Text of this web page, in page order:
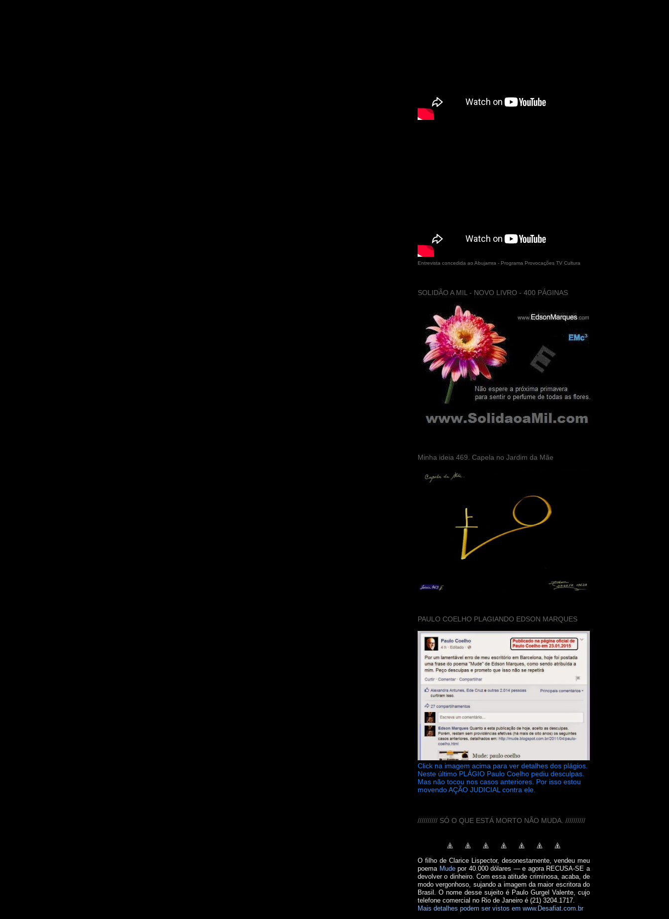
Entrevista concedida ao Abujamra - Programa Provocações TV Cultura
SOLIDÃO A MIL - NOVO LIVRO - 400 PÁGINAS
Minha ideia 469. Capela no Jardim da Mãe
PAULO COELHO PLAGIANDO EDSON MARQUES
Click na imagem acima para ver detalhes dos plágios.
Neste último PLÁGIO Paulo Coelho pediu desculpas.
Mas não tocou nos casos anteriores. Por isso estou
movendo AÇÃO JUDICIAL contra ele.
////////// SÓ O QUE ESTÁ MORTO NÃO MUDA. //////////
O filho de Clarice Lispector, desonestamente, vendeu meu
poema Mudepor 40.000 dólares — e agora RECUSA-SE a
devolver o dinheiro. Com essa atitude criminosa, acaba, de
modo vergonhoso, sujando a imagem da maior escritora do
Brasil. O nome desse sujeito é Paulo Gurgel Valente, cujo
telefone comercial no Rio de Janeiro é (21) 3204.1717.
Mais detalhes podem ser vistos em www.Desafiat.com.br